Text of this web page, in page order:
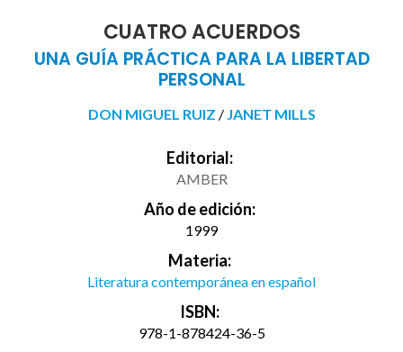
CUATRO ACUERDOS
UNA GUÍA PRÁCTICA PARA LA LIBERTAD
PERSONAL
DON MIGUEL RUIZ / JANET MILLS
Editorial:
AMBER
Año de edición:
1999
Materia:
Literatura contemporánea en español
ISBN:
978-1-878424-36-5